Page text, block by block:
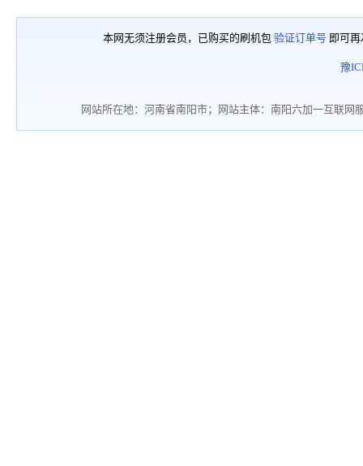
本网无须注册会员，已购买的刷机包 验证订单号 即可
豫
网站所在地：河南省南阳市；网站主体：南阳六加一互联